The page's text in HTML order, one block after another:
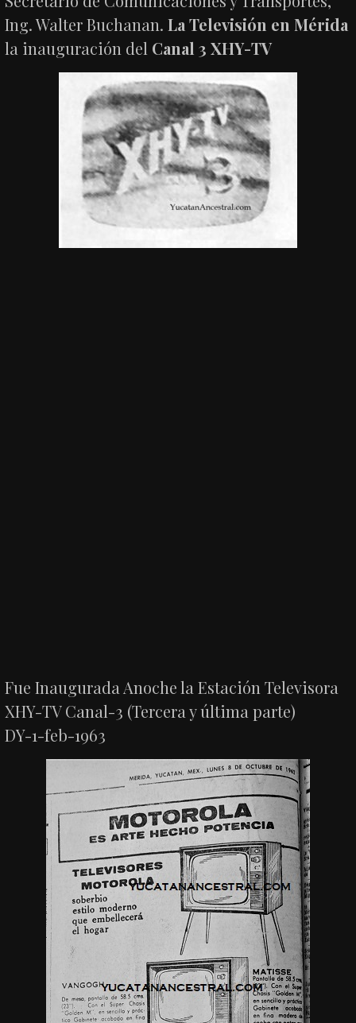
Ing. Walter Buchanan.La Televisión en Mérida
la inauguración del Canal 3 XHY-TV
Fue Inaugurada Anoche la Estación Televisora
XHY-TV Canal-3 (Tercera y última parte)
DY-1-feb-1963